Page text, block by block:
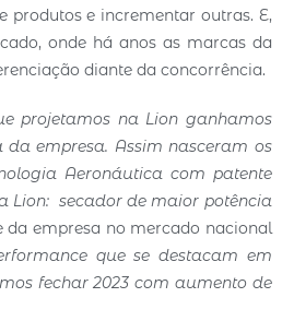
produtos e incrementar outras. E,
onde há anos as marcas da
diante da concorrência.
projetamos na Lion ganhamos
empresa. Assim nasceram os
Aeronáutica com patente
Lion: secador de maior potência
da empresa no mercado nacional
que se destacam em
fechar 2023 com aumento de